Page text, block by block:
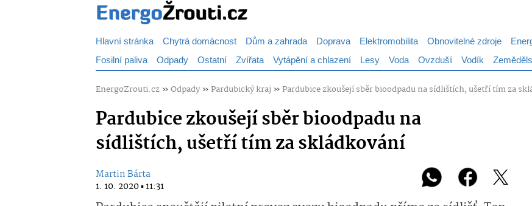
Hlavní stránka Chytrá domácnost Dům a zahrada Doprava Elektromobilita Obnovitelné zdroje
Fosilní paliva Odpady Ostatní Zvířata Vytápění a chlazení Lesy Voda Ovzduší Vodík
EnergoZrouti.cz»Odpady»Pardubický kraj »Pardubice zkoušejí sběr bioodpadu na sídlištích, ušetří tím za
Pardubice zkoušejí sběr bioodpadu na
sídlištích, ušetří tím za skládkování
Martin Bárta
1. 10. 2020 ▪ 11:31